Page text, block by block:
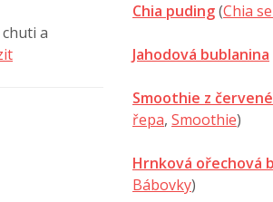
a
Chia puding(Chia
Jahodová bublanina
Smoothie z
řepa, Smoothie)
Hrnková ořechová
Bábovky)